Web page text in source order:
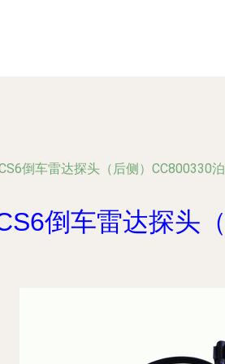
倒车雷达探头（后侧）CC800330
倒车雷达探头